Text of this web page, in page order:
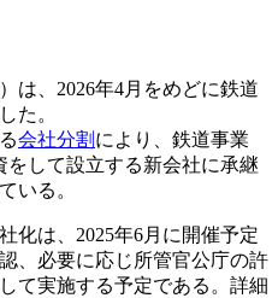
は、2026年4月をめどに鉄道
た。
会社分割 により、鉄道事業
をして設立する新会社に承継
いる。
化は、2025年6月に開催予定
、必要に応じ所管官公庁の許
て実施する予定である。詳細